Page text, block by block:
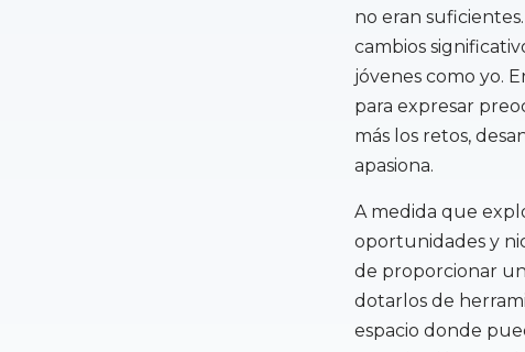
no eran
cambios
jóvenes como yo.
para expresar
más los retos,
apasiona.
A medida que
oportunidades y
de proporcionar
dotarlos de
espacio donde